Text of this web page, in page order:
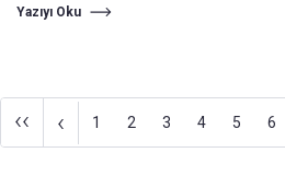
Yazıyı Oku
‹‹ ‹ 1 2 3 4 5 6